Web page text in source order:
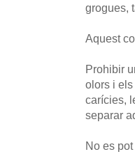
grogues,
Aquest
Prohibir
olors i
carícies,
separar
No es